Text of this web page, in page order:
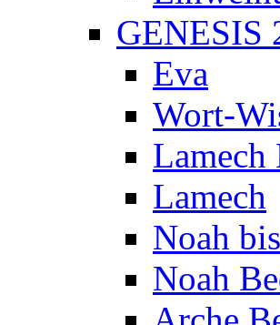
GENESIS
Eva
Wort-
Lamech
Lamech
Noah
Noah